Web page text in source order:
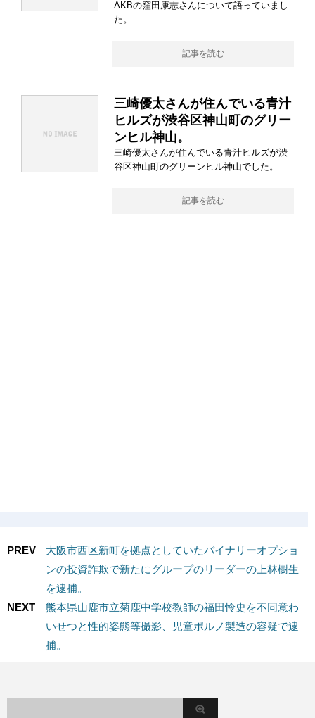
AKBの窪田康志さんについて語っていまし
た。
記事を読む
三崎優太さんが住んでいる青汁
ヒルズが渋谷区神山町のグリー
ンヒル神山。
三崎優太さんが住んでいる青汁ヒルズが渋
谷区神山町のグリーンヒル神山でした。
記事を読む
PREV
大阪市西区新町を拠点としていたバイナリーオプショ
ンの投資詐欺で新たにグループのリーダーの上林樹生
を逮捕。
NEXT
熊本県山鹿市立菊鹿中学校教師の福田怜史を不同意わ
いせつと性的姿態等撮影、児童ポルノ製造の容疑で逮
捕。